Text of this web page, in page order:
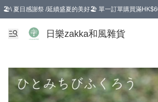
🏖️\ 夏日感謝祭 /延續盛夏的美好🏖️ 單一訂單購買滿
選擇GoGoX住宅/工商地址配送，單一訂單消費購物滿
日樂zakka和風雜貨